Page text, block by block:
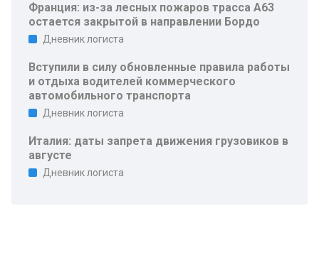
Франция: из-за лесных пожаров трасса A63
остается закрытой в направлении Бордо
Дневник логиста
Вступили в силу обновленные правила работы
и отдыха водителей коммерческого
автомобильного транспорта
Дневник логиста
Италия: даты запрета движения грузовиков в
августе
Дневник логиста